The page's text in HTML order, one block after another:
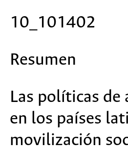
10_101402
Resumen
Las políticas
en los países
movilización